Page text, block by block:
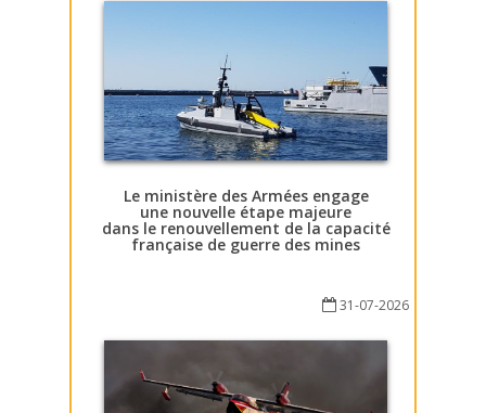
Le ministère des Armées engage
une nouvelle étape majeure
dans le renouvellement de la capacité
française de guerre des mines
31-07-2026